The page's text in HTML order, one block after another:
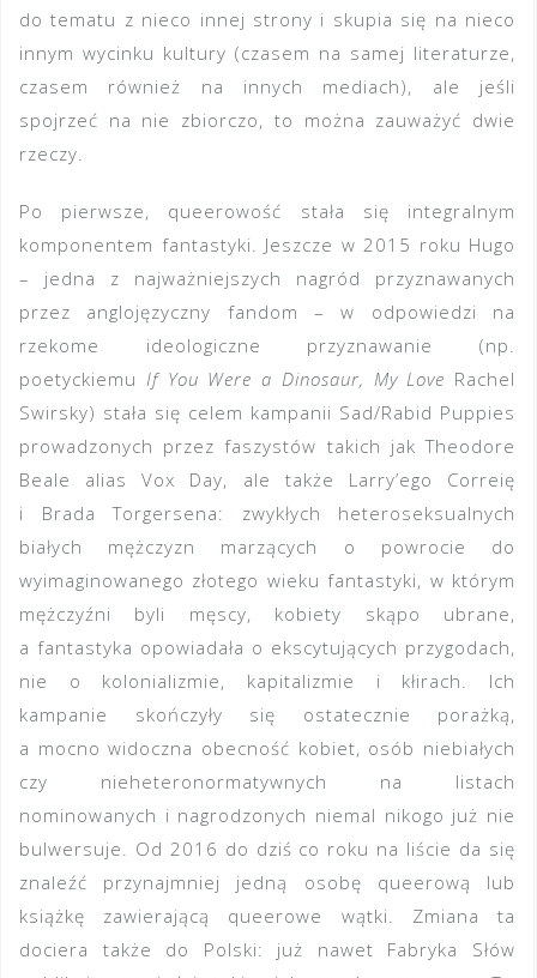
do tematu z nieco innej strony i skupia się na nieco
innym wycinku kultury (czasem na samej literaturze,
czasem również na innych mediach), ale jeśli
spojrzeć na nie zbiorczo, to można zauważyć dwie
rzeczy.
Po pierwsze, queerowość stała się integralnym
komponentem fantastyki. Jeszcze w 2015 roku Hugo
– jedna z najważniejszych nagród przyznawanych
przez anglojęzyczny fandom – w odpowiedzi na
rzekome ideologiczne przyznawanie (np.
poetyckiemu If You Were a Dinosaur, My Love Rachel
Swirsky) stała się celem kampanii Sad/Rabid Puppies
prowadzonych przez faszystów takich jak Theodore
Beale alias Vox Day, ale także Larry’ego Correię
i Brada Torgersena: zwykłych heteroseksualnych
białych mężczyzn marzących o powrocie do
wyimaginowanego złotego wieku fantastyki, w którym
mężczyźni byli męscy, kobiety skąpo ubrane,
a fantastyka opowiadała o ekscytujących przygodach,
nie o kolonializmie, kapitalizmie i kłirach. Ich
kampanie skończyły się ostatecznie porażką,
a mocno widoczna obecność kobiet, osób niebiałych
czy nieheteronormatywnych na listach
nominowanych i nagrodzonych niemal nikogo już nie
bulwersuje. Od 2016 do dziś co roku na liście da się
znaleźć przynajmniej jedną osobę queerową lub
książkę zawierającą queerowe wątki. Zmiana ta
dociera także do Polski: już nawet Fabryka Słów